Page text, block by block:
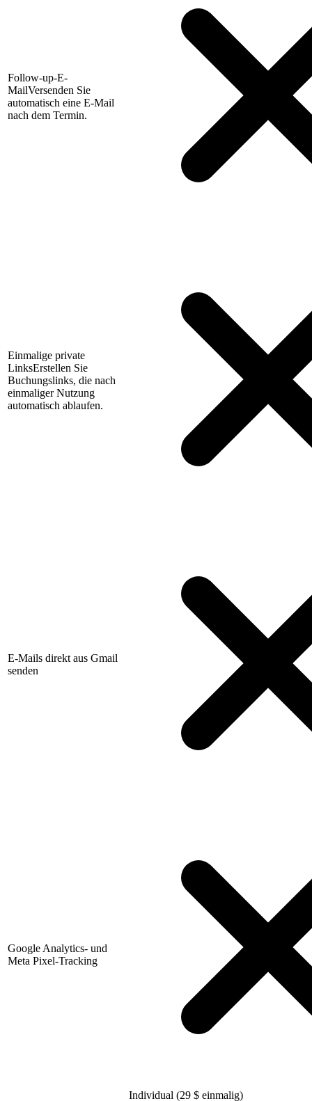
Follow-up-E-
MailVersenden Sie
automatisch eine E-Mail
nach dem Termin.
Einmalige private
LinksErstellen Sie
Buchungslinks, die nach
einmaliger Nutzung
automatisch ablaufen.
E-Mails direkt aus Gmail
senden
Google Analytics- und
Meta Pixel-Tracking
Individual (29 $ einmalig)